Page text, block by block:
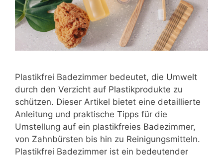
Plastikfrei Badezimmer bedeutet, die Umwelt
durch den Verzicht auf Plastikprodukte zu
schützen. Dieser Artikel bietet eine detaillierte
Anleitung und praktische Tipps für die
Umstellung auf ein plastikfreies Badezimmer,
von Zahnbürsten bis hin zu Reinigungsmitteln.
Plastikfrei Badezimmer ist ein bedeutender